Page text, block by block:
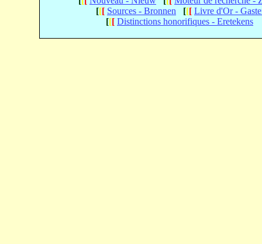
[[[ Sources - Bronnen [[[ Livre d'Or -
[[[ Distinctions honorifiques - Eretekens